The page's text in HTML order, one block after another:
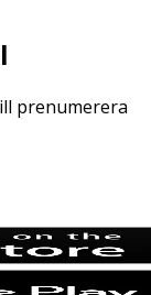
prenumerera